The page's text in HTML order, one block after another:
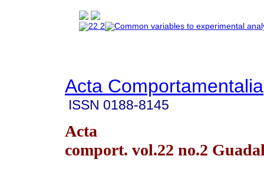
Acta Comportamentalia
ISSN 0188-8145
Acta
comport. vol.22 no.2